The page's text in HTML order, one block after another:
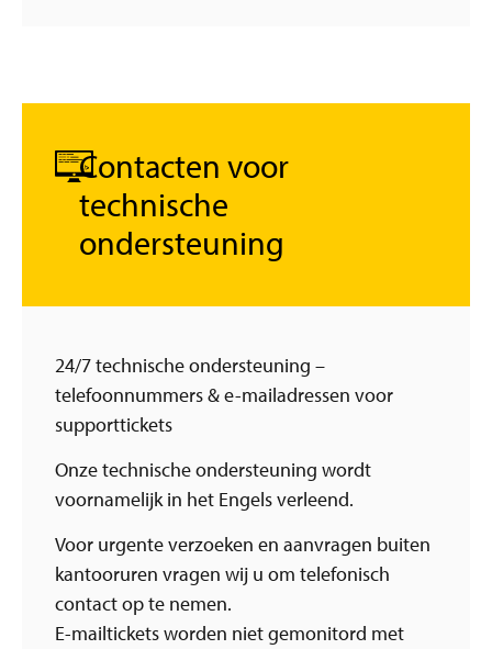
Contacten voor
technische
ondersteuning
24/7 technische ondersteuning –
telefoonnummers & e-mailadressen voor
supporttickets
Onze technische ondersteuning wordt
voornamelijk in het Engels verleend.
Voor urgente verzoeken en aanvragen buiten
kantooruren vragen wij u om telefonisch
contact op te nemen.
E-mailtickets worden niet gemonitord met